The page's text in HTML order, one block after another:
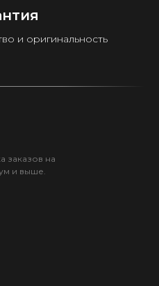
и оригинальность
заказов на
и выше.